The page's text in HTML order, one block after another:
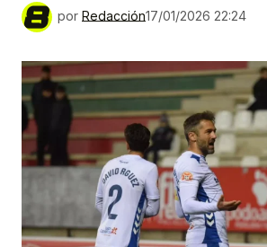
por Redacción17/01/2026 22:24